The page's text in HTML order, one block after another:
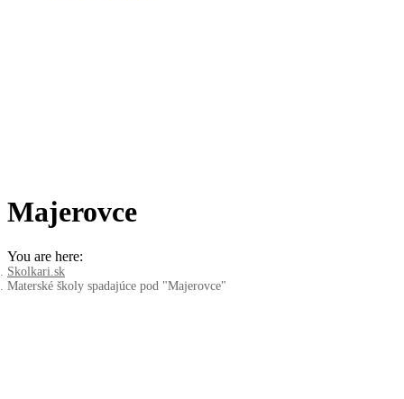
Majerovce
You are here:
Skolkari.sk
Materské školy spadajúce pod "Majerovce"